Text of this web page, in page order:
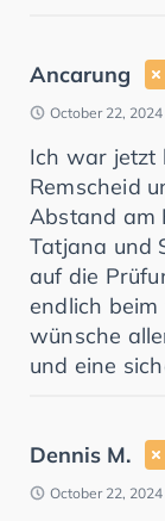
Ancarung
October 22, 2024
Ich war jetzt
Remscheid
Abstand am
Tatjana und
auf die
endlich
wünsche
und eine
Dennis M.
October 22, 2024